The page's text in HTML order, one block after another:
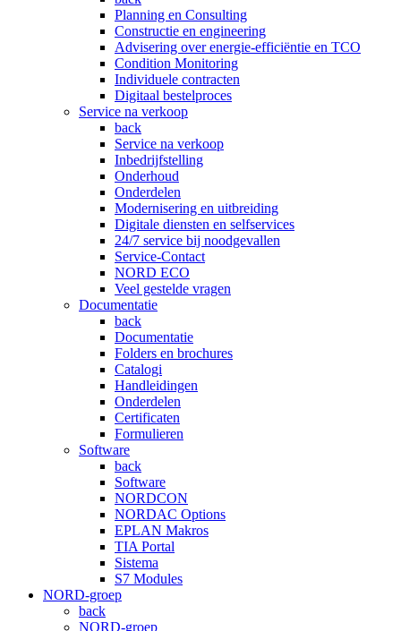
Planning en Consulting
Constructie en engineering
Advisering over energie-efficiëntie en TCO
Condition Monitoring
Individuele contracten
Digitaal bestelproces
Service na verkoop
back
Service na verkoop
Inbedrijfstelling
Onderhoud
Onderdelen
Modernisering en uitbreiding
Digitale diensten en selfservices
24/7 service bij noodgevallen
Service-Contact
NORD ECO
Veel gestelde vragen
Documentatie
back
Documentatie
Folders en brochures
Catalogi
Handleidingen
Onderdelen
Certificaten
Formulieren
Software
back
Software
NORDCON
NORDAC Options
EPLAN Makros
TIA Portal
Sistema
S7 Modules
NORD-groep
back
NORD-groep